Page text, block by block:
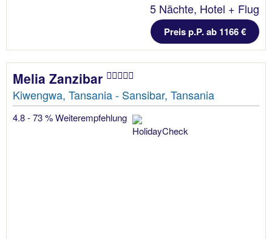
5 Nächte, Hotel + Flug
Preis p.P. ab 1166 €
Melia Zanzibar
Kiwengwa, Tansania - Sansibar, Tansania
4.8 - 73 % Weiterempfehlung